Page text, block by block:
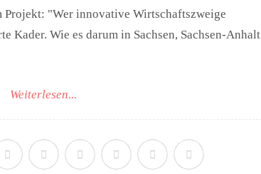
"Wer innovative Wirtschaftszweige
Kader. Wie es darum in Sachsen, Sachsen-Anhalt
Weiterlesen...